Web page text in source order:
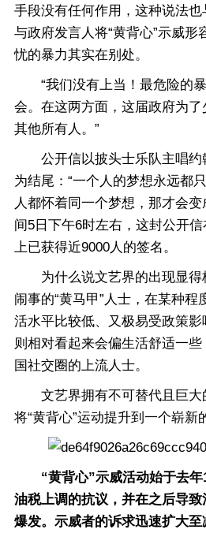
手段没有任何作用，这种说法
与政府发言人将“黄背心”示威形
忧的暴力其实在别处。
“我们没有上当！最危险的暴
会。在这两方面，这届政府为
其他所有人。”
公开信以披头士乐队主唱约
为结尾：“一个人的梦想永远都
人都怀着同一个梦想，那才会
间5日下午6时左右，这封公开
上已获得近9000人的签名。
为什么说文艺界的出现显得
闹事的“黄马甲”人士，在某种程
活水平比较低、又极易受政策影
则相对看起来会偏生活舒适一
国社交圈的上流人士。
文艺界拥有不可替代且巨大
将“黄背心”运动提升到一个崭新
“黄背心”示威活动始于去年
油税上调的抗议，并在之后导
爆发。示威者的诉求迅速扩大